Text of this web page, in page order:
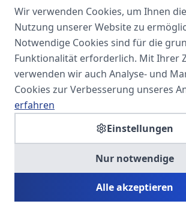
SOMA
Spezialisiert auf Fach-
Führungskräfte in
SOMA HR KONSULT UG
Personalberatung & Executive
Wir verwenden Cookies, um Ihnen
Nutzung unserer Website zu
Notwendige Cookies sind für die
Funktionalität erforderlich. Mit Ihrer
verwenden wir auch Analyse- und
Cookies zur Verbesserung unseres
erfahren
Einstellungen
Nur notwendige
Alle akzeptieren